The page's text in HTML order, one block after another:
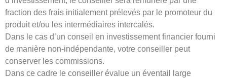
fraction des frais initialement prélevés par le promoteur du
produit et/ou les intermédiaires intercalés.
Dans le cas d’un conseil en investissement financier fourni
de manière non-indépendante, votre conseiller peut
conserver les commissions.
Dans ce cadre le conseiller évalue un éventail large